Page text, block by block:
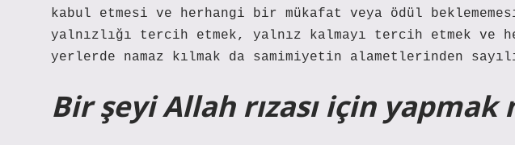
kabul etmesi ve herhangi bir mükafat veya ödül
yalnızlığı tercih etmek, yalnız kalmayı tercih etmek ve
yerlerde namaz kılmak da samimiyetin alametlerinden
Bir şeyi Allah rızası için yapmak